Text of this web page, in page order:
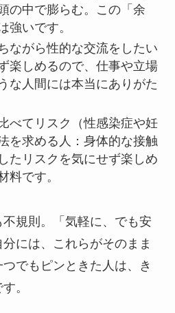
の中で膨らむ。この「余
強いです。
ながら性的な交流をしたい
楽しめるので、仕事や立場
な人間には本当にありがた
べてリスク（性感染症や妊
を求める人：身体的な接触
たリスクを気にせず楽しめ
料です。
規則。「気軽に、でも安
には、これらがそのまま
でもピンときた人は、き
。